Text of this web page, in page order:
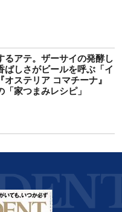
るアテ。ザーサイの発酵し
ばしさがビールを呼ぶ「イ
オステリア コマチーナ』
家つまみレシピ」